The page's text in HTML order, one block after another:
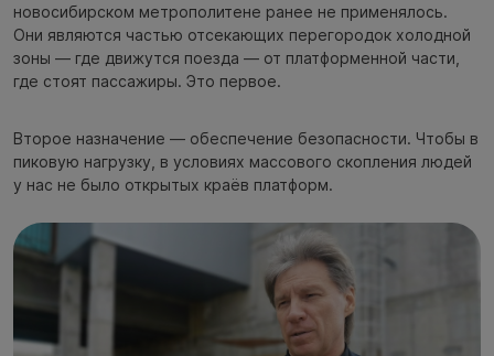
новосибирском метрополитене ранее не применялось.
Они являются частью отсекающих перегородок холодной
зоны — где движутся поезда — от платформенной части,
где стоят пассажиры. Это первое.
Второе назначение — обеспечение безопасности. Чтобы в
пиковую нагрузку, в условиях массового скопления людей
у нас не было открытых краёв платформ.